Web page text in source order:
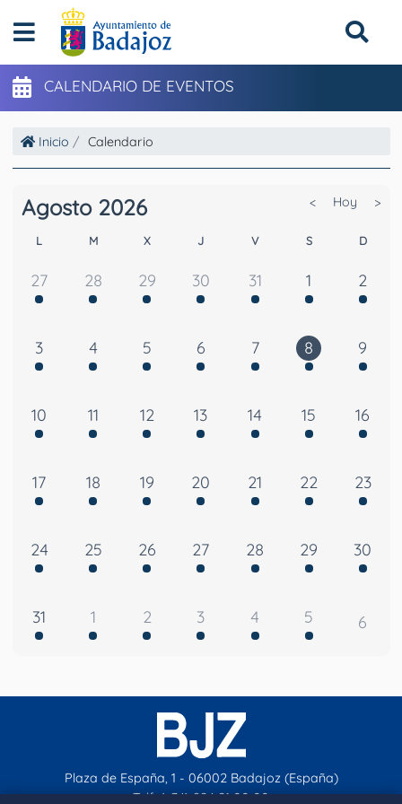
CALENDARIO DE EVENTOS
Inicio Calendario
Agosto 2026 < Hoy >
L M X J V S D
27 28 29 30 31 1 2
3 4 5 6 7 8 9
10 11 12 13 14 15 16
17 18 19 20 21 22 23
24 25 26 27 28 29 30
31 1 2 3 4 5 6
Plaza de España, 1 - 06002 Badajoz (España)
Telf. (+34) 924 21 00 00